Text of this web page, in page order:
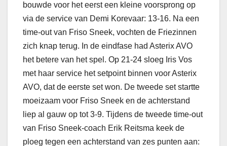
bouwde voor het eerst een kleine voorsprong op
via de service van Demi Korevaar: 13-16. Na een
time-out van Friso Sneek, vochten de Friezinnen
zich knap terug. In de eindfase had Asterix AVO
het betere van het spel. Op 21-24 sloeg Iris Vos
met haar service het setpoint binnen voor Asterix
AVO, dat de eerste set won. De tweede set startte
moeizaam voor Friso Sneek en de achterstand
liep al gauw op tot 3-9. Tijdens de tweede time-out
van Friso Sneek-coach Erik Reitsma keek de
ploeg tegen een achterstand van zes punten aan: